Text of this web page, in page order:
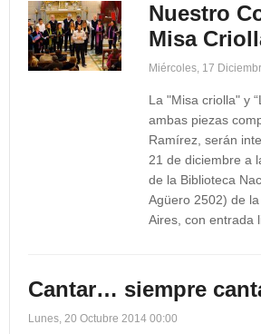
Nuestro
Misa
Miércoles, 17
La "Misa criolla" y
ambas piezas
Ramírez, serán
21 de diciembre a
de la Biblioteca
Agüero 2502) de
Aires, con entrada
Cantar… siempre
Lunes, 20 Octubre 2014 00:00